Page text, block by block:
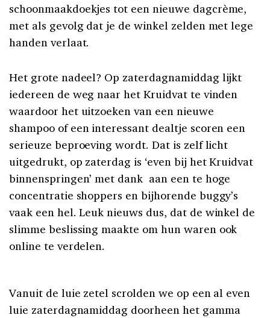
schoonmaakdoekjes tot een nieuwe dagcrème,
met als gevolg dat je de winkel zelden met lege
handen verlaat.
Het grote nadeel? Op zaterdagnamiddag lijkt
iedereen de weg naar het Kruidvat te vinden
waardoor het uitzoeken van een nieuwe
shampoo of een interessant dealtje scoren een
serieuze beproeving wordt. Dat is zelf licht
uitgedrukt, op zaterdag is ‘even bij het Kruidvat
binnenspringen’ met dank aan een te hoge
concentratie shoppers en bijhorende buggy’s
vaak een hel. Leuk nieuws dus, dat de winkel de
slimme beslissing maakte om hun waren ook
online te verdelen.
Vanuit de luie zetel scrolden we op een al even
luie zaterdagnamiddag doorheen het gamma